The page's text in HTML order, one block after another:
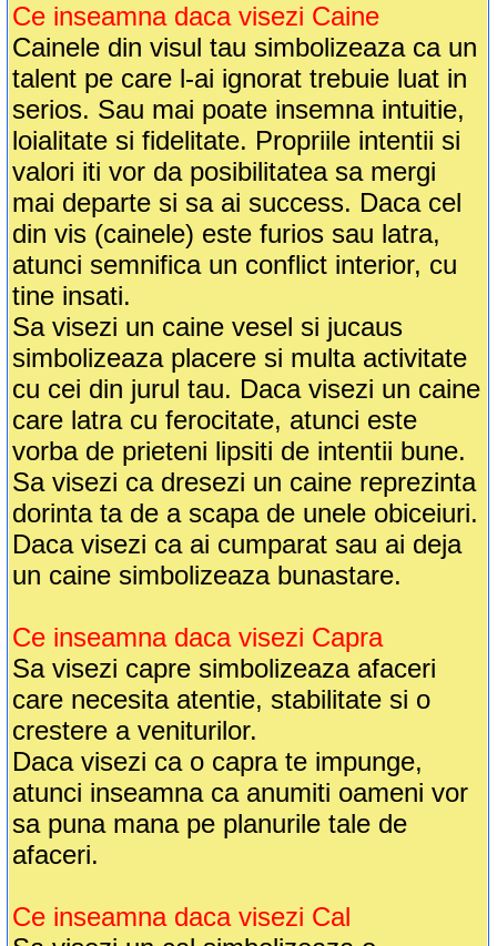
Ce inseamna daca visezi Caine
Cainele din visul tau simbolizeaza ca un
talent pe care l-ai ignorat trebuie luat in
serios. Sau mai poate insemna intuitie,
loialitate si fidelitate. Propriile intentii si
valori iti vor da posibilitatea sa mergi
mai departe si sa ai success. Daca cel
din vis (cainele) este furios sau latra,
atunci semnifica un conflict interior, cu
tine insati.
Sa visezi un caine vesel si jucaus
simbolizeaza placere si multa activitate
cu cei din jurul tau. Daca visezi un caine
care latra cu ferocitate, atunci este
vorba de prieteni lipsiti de intentii bune.
Sa visezi ca dresezi un caine reprezinta
dorinta ta de a scapa de unele obiceiuri.
Daca visezi ca ai cumparat sau ai deja
un caine simbolizeaza bunastare.
Ce inseamna daca visezi Capra
Sa visezi capre simbolizeaza afaceri
care necesita atentie, stabilitate si o
crestere a veniturilor.
Daca visezi ca o capra te impunge,
atunci inseamna ca anumiti oameni vor
sa puna mana pe planurile tale de
afaceri.
Ce inseamna daca visezi Cal